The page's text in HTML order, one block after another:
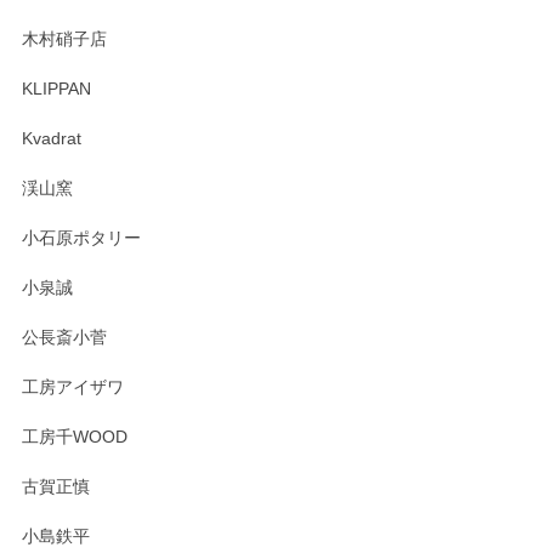
木村硝子店
KLIPPAN
Kvadrat
渓山窯
小石原ポタリー
小泉誠
公長斎小菅
工房アイザワ
工房千WOOD
古賀正慎
小島鉄平